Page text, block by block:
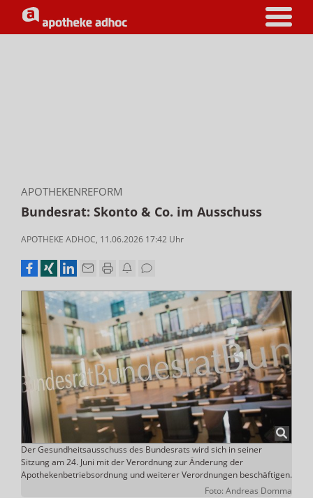
APOTHEKENREFORM
Bundesrat: Skonto & Co. im Ausschuss
APOTHEKE ADHOC, 11.06.2026 17:42 Uhr
Der Gesundheitsausschuss des Bundesrats wird sich in seiner
Sitzung am 24. Juni mit der Verordnung zur Änderung der
Apothekenbetriebsordnung und weiterer Verordnungen beschäftigen.
Foto: Andreas Domma